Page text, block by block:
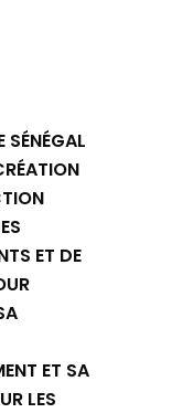
SÉNÉGAL
ET DE
ET SA
LES